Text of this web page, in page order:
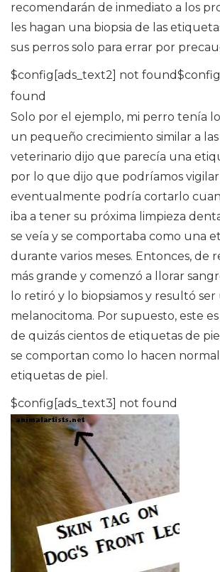
recomendarán de inmediato a los
les hagan una biopsia de las
sus perros solo para errar por
$config[ads_text2] not
found
Solo por el ejemplo, mi perro tenía
un pequeño crecimiento similar a las
veterinario dijo que parecía una
por lo que dijo que podríamos
eventualmente podría cortarlo
iba a tener su próxima limpieza
se veía y se comportaba como una
durante varios meses. Entonces, de
más grande y comenzó a llorar
lo retiró y lo biopsiamos y resultó ser
melanocitoma. Por supuesto, este
de quizás cientos de etiquetas de
se comportan como lo hacen
etiquetas de piel.
$config[ads_text3] not found